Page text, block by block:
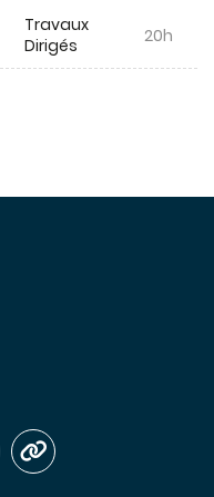
Travaux
Dirigés
20h